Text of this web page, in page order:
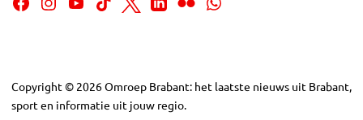
Copyright © 2026Omroep Brabant: het laatste nieuws uit Brabant,
sport en informatie uit jouw regio.